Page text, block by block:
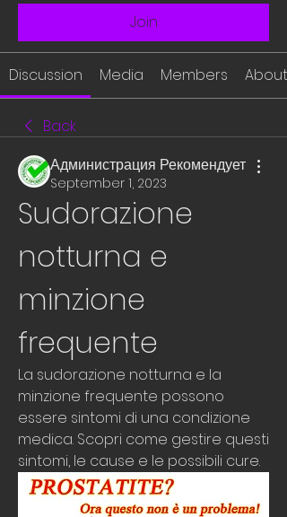
Join
Discussion Media Members About
Back
Администрация Рекомендует
September 1, 2023
Sudorazione
notturna e
minzione
frequente
La sudorazione notturna e la
minzione frequente possono
essere sintomi di una condizione
medica. Scopri come gestire questi
sintomi, le cause e le possibili cure.